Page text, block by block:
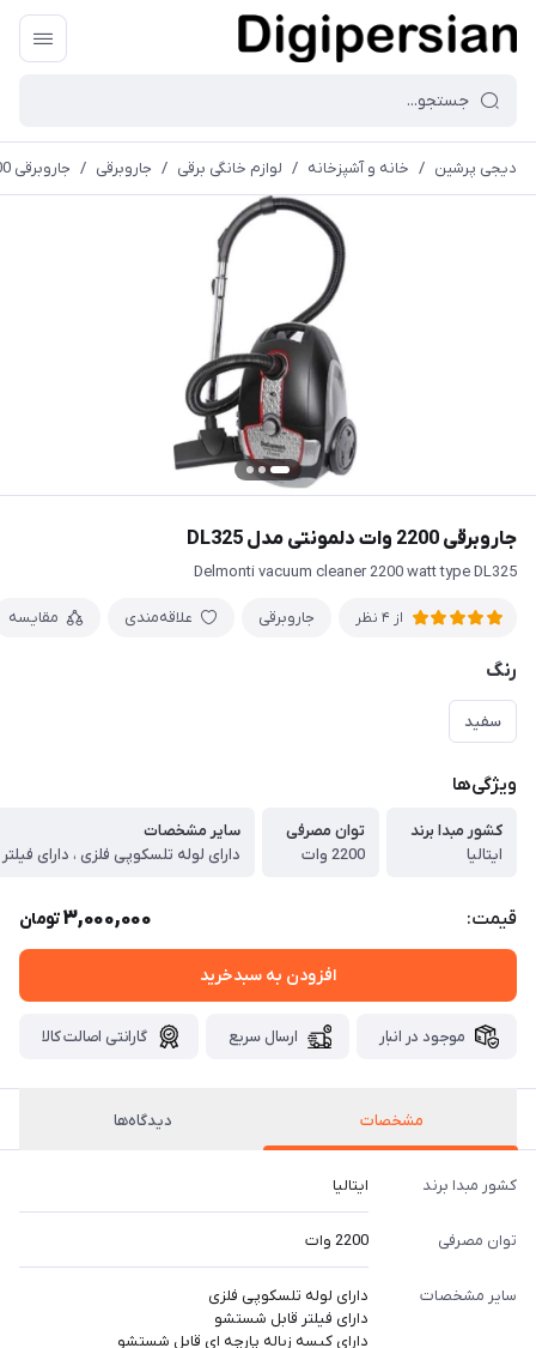
دیجی پرشین / خانه و آشپزخانه / لوازم خانگی برقی / جاروبرقی / جاروبرقی 2200 وات دلمونتی مدل DL325
جاروبرقی 2200 وات دلمونتی مدل DL325
Delmonti vacuum cleaner 2200 watt type DL325
از 4 نظر جاروبرقی علاقه‌مندی مقایسه
رنگ
سفید
ویژگی‌ها
کشور مبدا برند
ایتالیا
توان مصرفی
2200 وات
سایر مشخصات
قیمت: 3,000,000تومان
افزودن به سبدخرید
موجود در انبار ارسال سریع گارانتی اصالت کالا
مشخصات دیدگاه‌ها
کشور مبدا برند ایتالیا
توان مصرفی 2200 وات
سایر مشخصات
دارای لوله تلسکوپی فلزی
دارای فیلتر قابل شستشو
دارای کیسه زباله پارچه ای قابل شستشو